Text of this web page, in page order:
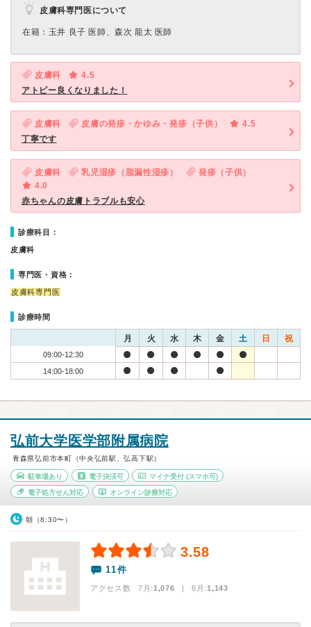
皮膚科専門医について
在籍：玉井 良子 医師、森次 龍太 医師
皮膚科
4.5
アトピー良くなりました！
皮膚科 皮膚の発疹・かゆみ・発疹（子供）
4.5
丁寧です
皮膚科 乳児湿疹（脂漏性湿疹）
発疹（子供）
4.0
赤ちゃんの皮膚トラブルも安心
診療科目：
皮膚科
専門医・資格：
皮膚科専門医
診療時間
月 火 水 木 金 土 日 祝
09:00-12:30
14:00-18:00
弘前大学医学部附属病院
青森県弘前市本町（中央弘前駅、弘高下駅）
駐車場あり 電子決済可 マイナ受付 (スマホ可)
電子処方せん対応 オンライン診療対応
朝（8:30〜）
3.58
11件
アクセス数 7月:1,076 | 6月:1,143